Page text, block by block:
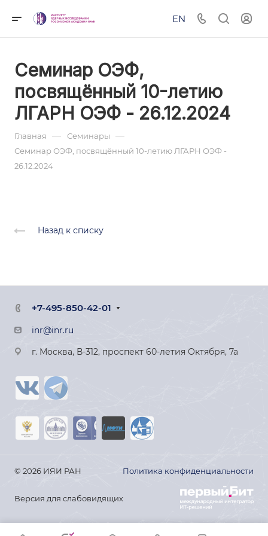
EN
Семинар ОЭФ,
посвящённый 10-летию
ЛГАРН ОЭФ - 26.12.2024
Главная — Семинары —
Семинар ОЭФ, посвящённый 10-летию ЛГАРН ОЭФ -
26.12.2024
Назад к списку
+7-495-850-42-01
inr@inr.ru
г. Москва, В-312, проспект 60-летия Октября, 7а
© 2026 ИЯИ РАН Политика конфиденциальности
Версия для слабовидящих